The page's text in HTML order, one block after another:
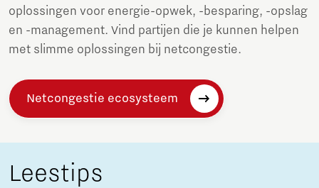
oplossingen voor energie-opwek, -besparing, -opslag
en -management. Vind partijen die je kunnen helpen
met slimme oplossingen bij netcongestie.
Netcongestie ecosysteem
Leestips